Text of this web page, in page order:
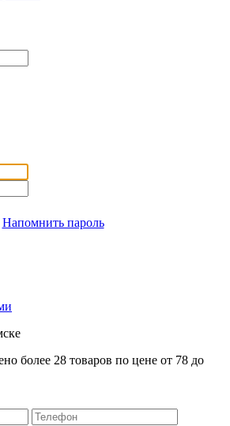
Напомнить пароль
более 28 товаров по цене от 78 до